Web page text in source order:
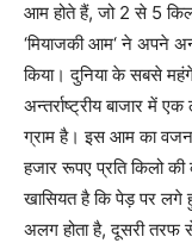
आम होते हैं, जो 2 से 5
‘मियाजकी आम‘ ने अपने
किया। दुनिया के सबसे
अन्तर्राष्ट्रीय बाजार में
ग्राम है। इस आम का
हजार रूपए प्रति किलो
खासियत है कि पेड़ पर लगे
अलग होता है, दूसरी